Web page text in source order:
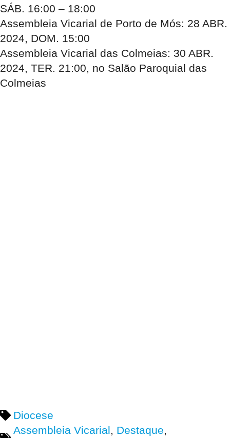
SÁB. 16:00 – 18:00
Assembleia Vicarial de Porto de Mós: 28 ABR.
2024, DOM. 15:00
Assembleia Vicarial das Colmeias: 30 ABR.
2024, TER. 21:00, no Salão Paroquial das
Colmeias
Diocese
Assembleia Vicarial, Destaque,